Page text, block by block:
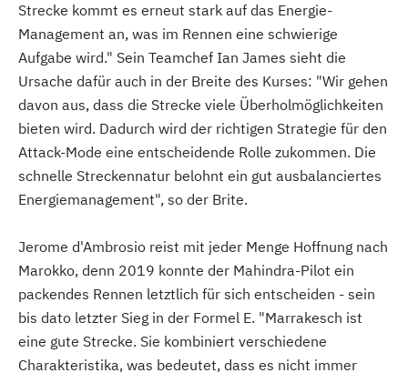
Strecke kommt es erneut stark auf das Energie-
Management an, was im Rennen eine schwierige
Aufgabe wird." Sein Teamchef Ian James sieht die
Ursache dafür auch in der Breite des Kurses: "Wir gehen
davon aus, dass die Strecke viele Überholmöglichkeiten
bieten wird. Dadurch wird der richtigen Strategie für den
Attack-Mode eine entscheidende Rolle zukommen. Die
schnelle Streckennatur belohnt ein gut ausbalanciertes
Energiemanagement", so der Brite.
Jerome d'Ambrosio reist mit jeder Menge Hoffnung nach
Marokko, denn 2019 konnte der Mahindra-Pilot ein
packendes Rennen letztlich für sich entscheiden - sein
bis dato letzter Sieg in der Formel E. "Marrakesch ist
eine gute Strecke. Sie kombiniert verschiedene
Charakteristika, was bedeutet, dass es nicht immer